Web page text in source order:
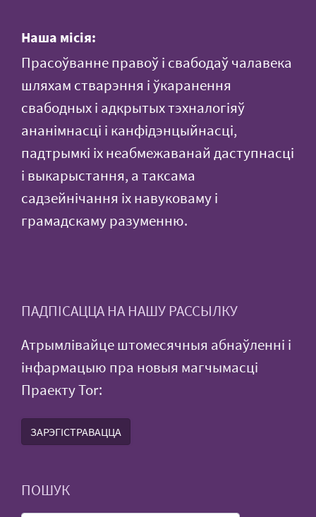
Наша місія:
Прасоўванне правоў і свабодаў чалавека
шляхам стварэння і ўкаранення
свабодных і адкрытых тэхналогіяў
ананімнасці і канфідэнцыйнасці,
падтрымкі іх неабмежаванай даступнасці
і выкарыстання, а таксама
садзейнічання іх навуковаму і
грамадскаму разуменню.
ПАДПІСАЦЦА НА НАШУ РАССЫЛКУ
Атрымлівайце штомесячныя абнаўленні і
інфармацыю пра новыя магчымасці
Праекту Tor:
ЗАРЭГІСТРАВАЦЦА
ПОШУК